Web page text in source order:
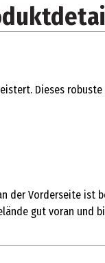
Dieses
Vorderseite ist
gut voran und